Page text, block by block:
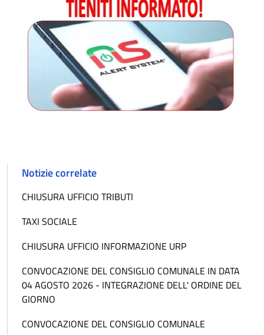
Notizie correlate
CHIUSURA UFFICIO TRIBUTI
TAXI SOCIALE
CHIUSURA UFFICIO INFORMAZIONE URP
CONVOCAZIONE DEL CONSIGLIO COMUNALE IN DATA
04 AGOSTO 2026 - INTEGRAZIONE DELL' ORDINE DEL
GIORNO
CONVOCAZIONE DEL CONSIGLIO COMUNALE